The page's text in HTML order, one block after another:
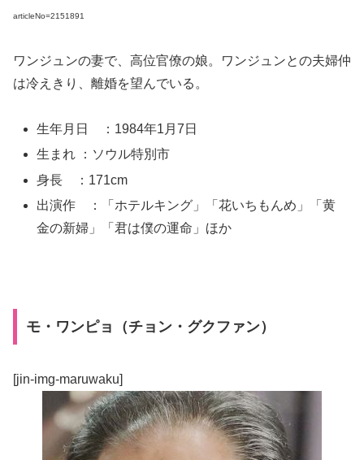
articleNo=2151891
ワンジュンの妻で、高位官僚の娘。ワンジュンとの夫婦仲
は冷えきり、離婚を望んでいる。
生年月日 ：1984年1月7日
生まれ ：ソウル特別市
身長 ：171cm
出演作 ：「ホテルキング」「花いちもんめ」「黄
金の新婦」「君は僕の運命」ほか
モ・ワンピョ（チョン・グクファン）
[jin-img-maruwaku]